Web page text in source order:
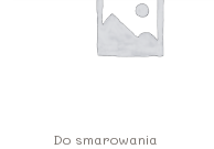
Do smarowania